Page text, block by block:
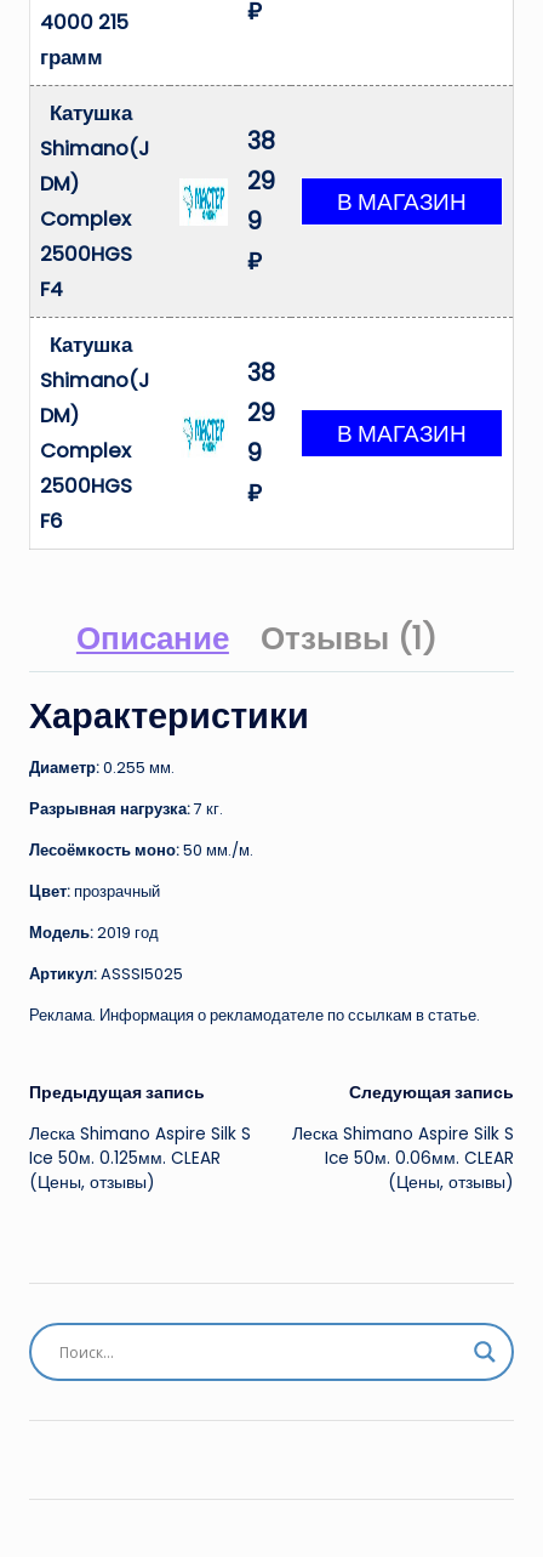
4000 215
грамм
₽
Катушка
Shimano(J
DM)
Complex
2500HGS
F4
38
29
9
₽
Катушка
Shimano(J
DM)
Complex
2500HGS
F6
38
29
9
₽
Описание Отзывы (1)
Характеристики
Диаметр:0.255 мм.
Разрывная нагрузка:7 кг.
Лесоёмкость моно:50 мм./м.
Цвет:прозрачный
Модель:2019 год
Артикул:ASSSI5025
Реклама. Информация о рекламодателе по ссылкам в статье.
Навигация
записи
Предыдущая запись
Леска Shimano Aspire Silk S
Ice 50м. 0.125мм. CLEAR
(Цены, отзывы)
Следующая запись
Леска Shimano Aspire Silk S
Ice 50м. 0.06мм. CLEAR
(Цены, отзывы)